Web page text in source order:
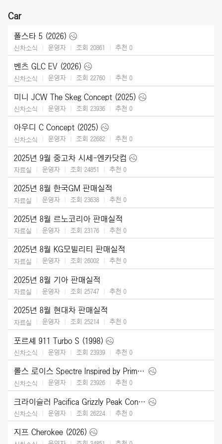
Car
폴스타 5 (2026)
신차소식 운영자 조회 20861 추천 0
벤츠 GLC EV (2026)
신차소식 운영자 조회 22760 추천 0
미니 JCW The Skeg Concept (2025)
신차소식 운영자 조회 23936 추천 0
아우디 C Concept (2025)
신차소식 운영자 조회 22682 추천 0
2025년 9월 중고차 시세-엔카닷컴
자료실 운영자 조회 24851 추천 0
2025년 8월 한국GM 판매실적
자료실 운영자 조회 23638 추천 0
2025년 8월 르노코리아 판매실적
자료실 운영자 조회 23176 추천 0
2025년 8월 KG모빌리티 판매실적
자료실 운영자 조회 26002 추천 0
2025년 8월 기아 판매실적
자료실 운영자 조회 25747 추천 0
2025년 8월 현대차 판매실적
자료실 운영자 조회 25214 추천 0
포르셰 911 Turbo S (1998)
신차소식 운영자 조회 23939 추천 0
롤스 로이스 Spectre Inspired by Primavera (2026)
신차소식 운영자 조회 23926 추천 0
크라이슬러 Pacifica Grizzly Peak Concept (2025)
신차소식 운영자 조회 26224 추천 0
지프 Cherokee (2026)